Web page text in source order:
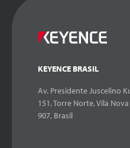
KEYENCE BRASIL
Av. Presidente Juscelino
151, Torre Norte, Vila
907, Brasil